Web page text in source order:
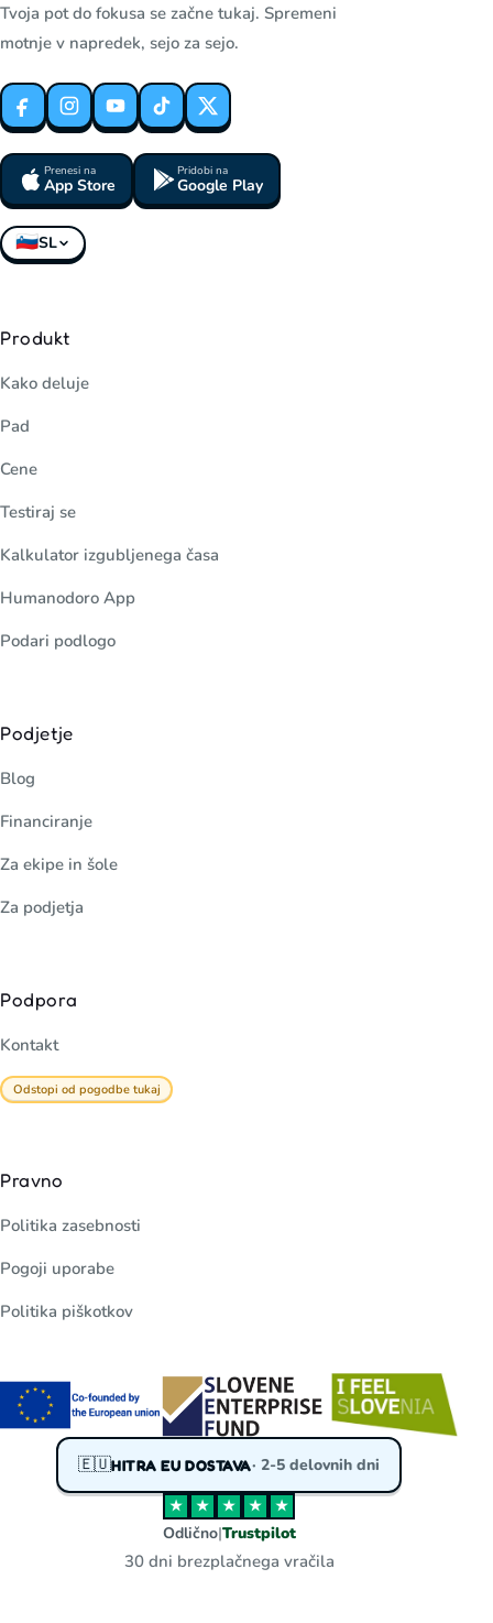
Tvoja pot do fokusa se začne tukaj. Spremeni
motnje v napredek, sejo za sejo.
Prenesi na
App Store
Pridobi na
Google Play
🇸🇮SL
Produkt
Kako deluje
Pad
Cene
Testiraj se
Kalkulator izgubljenega časa
Humanodoro App
Podari podlogo
Podjetje
Blog
Financiranje
Za ekipe in šole
Za podjetja
Podpora
Kontakt
Odstopi od pogodbe tukaj
Pravno
Politika zasebnosti
Pogoji uporabe
Politika piškotkov
🇪🇺HITRA EU DOSTAVA· 2-5 delovnih dni
★ ★ ★ ★ ★
Odlično|Trustpilot
30 dni brezplačnega vračila